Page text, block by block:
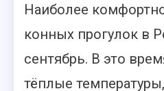
Наиболее
конных прогулок в
сентябрь. В это
тёплые